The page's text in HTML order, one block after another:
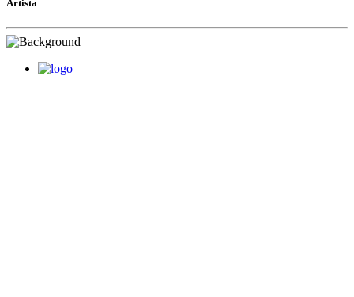
Artista